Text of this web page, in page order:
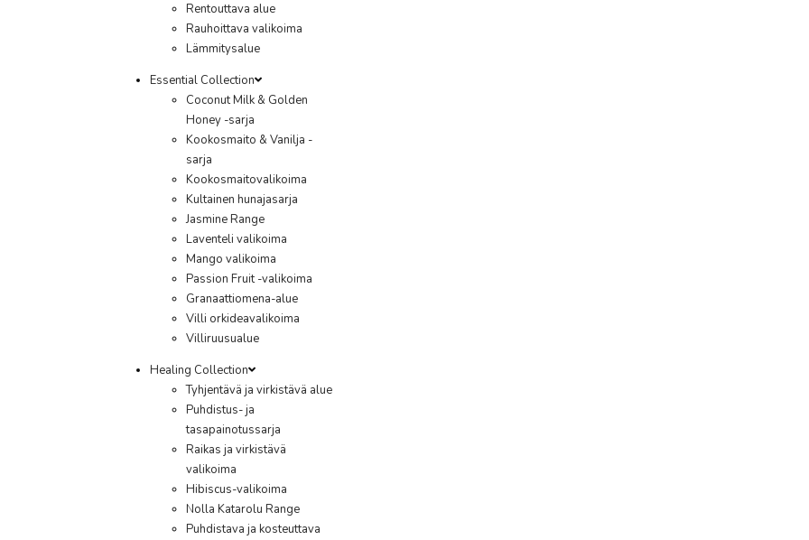
Rentouttava alue
Rauhoittava valikoima
Lämmitysalue
Essential Collection
Coconut Milk & Golden
Honey -sarja
Kookosmaito & Vanilja -
sarja
Kookosmaitovalikoima
Kultainen hunajasarja
Jasmine Range
Laventeli valikoima
Mango valikoima
Passion Fruit -valikoima
Granaattiomena-alue
Villi orkideavalikoima
Villiruusualue
Healing Collection
Tyhjentävä ja virkistävä alue
Puhdistus- ja
tasapainotussarja
Raikas ja virkistävä
valikoima
Hibiscus-valikoima
Nolla Katarolu Range
Puhdistava ja kosteuttava